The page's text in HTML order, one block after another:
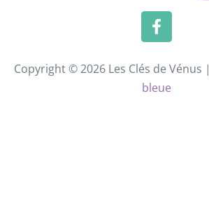
Copyright © 2026 Les Clés de Vénus |
bleue